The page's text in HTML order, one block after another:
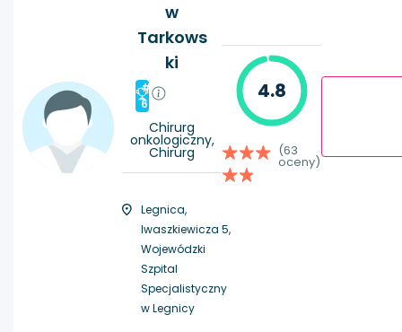
w
Tarkows
ki
#
6
Chirurg
onkologiczny,
Chirurg
Legnica,
Iwaszkiewicza 5,
Wojewódzki
Szpital
Specjalistyczny
w Legnicy
4.8
(63
oceny)